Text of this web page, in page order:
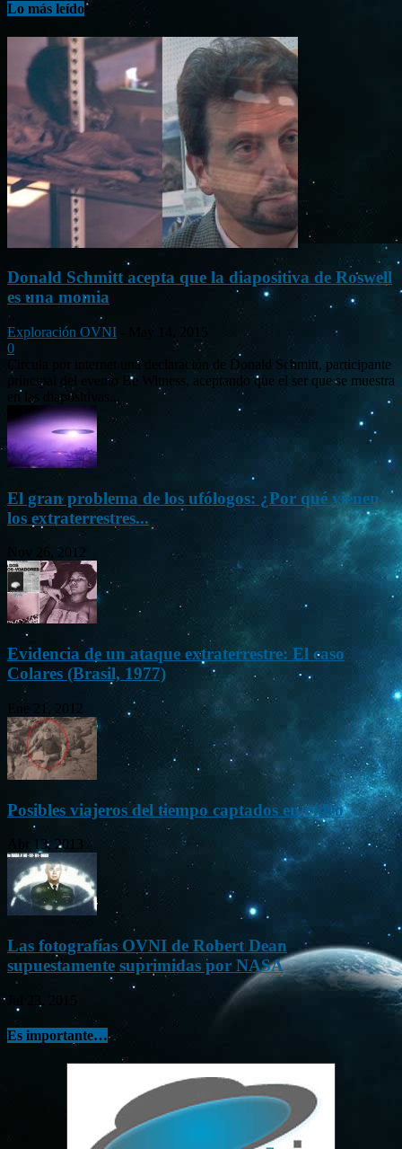
Lo más leído
Donald Schmitt acepta que la diapositiva de Roswell
es una momia
Exploración OVNI
0
Circula por internet una declaración de Donald Schmitt, participante
principal del evento Be Witness, aceptando que el ser que se muestra
en las diapositivas...
El gran problema de los ufólogos: ¿Por qué vienen
los extraterrestres...
Nov 26, 2012
Evidencia de un ataque extraterrestre: El caso
Colares (Brasil, 1977)
Ene 21, 2012
Posibles viajeros del tiempo captados en vídeo
Abr 13, 2013
Las fotografías OVNI de Robert Dean
supuestamente suprimidas por NASA
Es importante…